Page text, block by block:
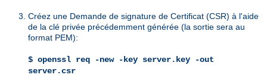
Créez une Demande de signature de Certificat (CSR) à l'aide
de la clé privée précédemment générée (la sortie sera au
format PEM):
$ openssl req -new -key server.key -out
server.csr